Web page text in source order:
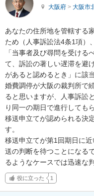
大阪府 > 大阪市
あなたの住所地を管轄する
ため（人事訴訟法4条1項）
「当事者及び尋問を受ける
て、訴訟の著しい遅滞を避
があると認めるとき」に該
婚費調停が大阪の裁判所で
ると思いますが、人事訴訟
り同一の期日で進行しても
移送申立てが認められる決
す。
移送申立てが第1回期日に
送の判断を待つことになる
るようなケースでは迅速な
役に立った 1